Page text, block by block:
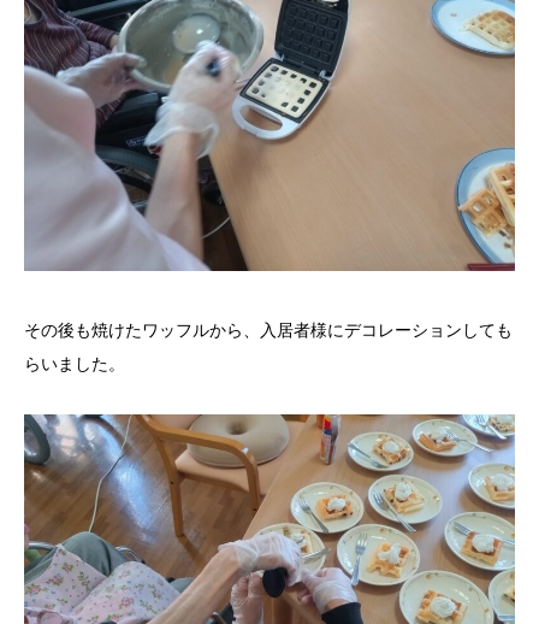
その後も焼けたワッフルから、入居者様にデコレーションしても
らいました。